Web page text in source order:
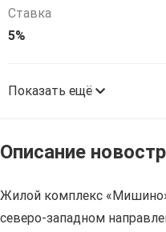
Ставка
5%
Показать ещё
Описание
Жилой комплекс
северо-западном